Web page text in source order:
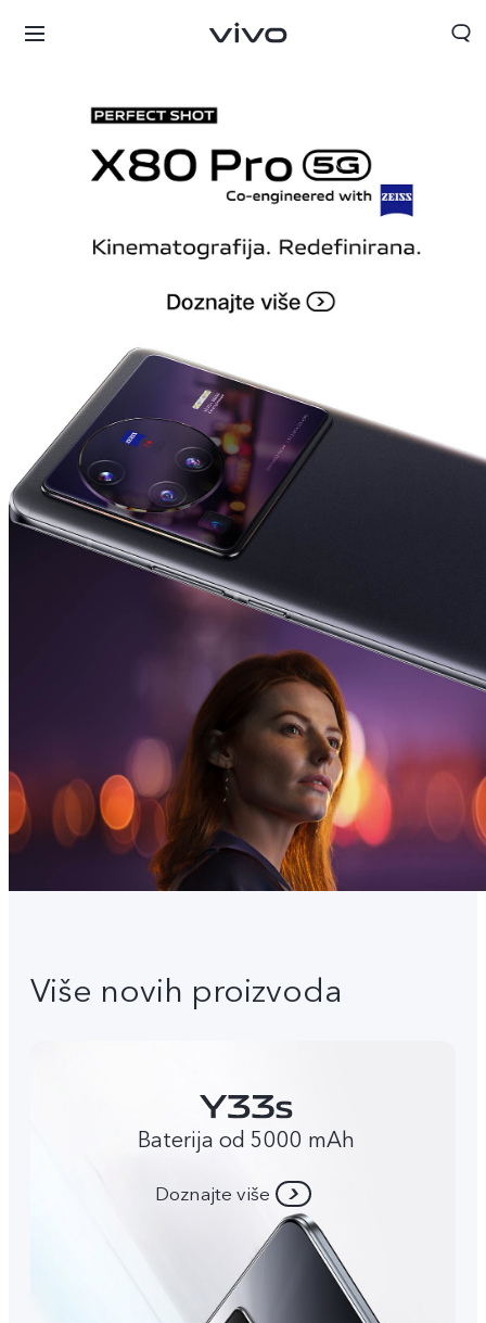
Croatia | Odaberite državu/regiju
Više novih proizvoda
Baterija od 5000 mAh
Doznajte više